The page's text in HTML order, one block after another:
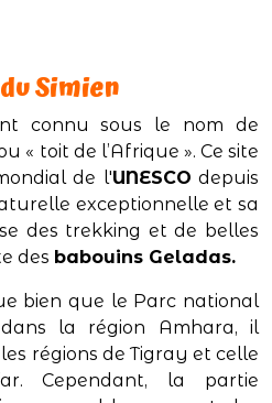
Simien
connu sous le nom de
« toit de l’Afrique ». Ce site
de l'UNESCO depuis
exceptionnelle et sa
des trekking et de belles
des babouins Geladas.
bien que le Parc national
la région Amhara, il
régions deTigray et celle
. Cependant, la partie